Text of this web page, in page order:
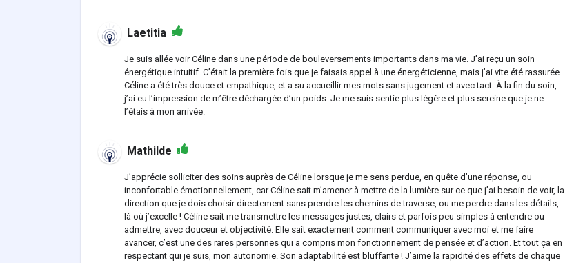
Laetitia
Je suis allée voir Céline dans une période de bouleversements importants dans ma vie. J’ai reçu un soin
énergétique intuitif. C’était la première fois que je faisais appel à une énergéticienne, mais j’ai vite été rassurée.
Céline a été très douce et empathique, et a su accueillir mes mots sans jugement et avec tact. À la fin du soin,
j’ai eu l’impression de m’être déchargée d’un poids. Je me suis sentie plus légère et plus sereine que je ne
l’étais à mon arrivée.
Mathilde
J’apprécie solliciter des soins auprès de Céline lorsque je me sens perdue, en quête d’une réponse, ou
inconfortable émotionnellement, car Céline sait m’amener à mettre de la lumière sur ce que j’ai besoin de voir, la
direction que je dois choisir directement sans prendre les chemins de traverse, ou me perdre dans les détails,
là où j’excelle ! Céline sait me transmettre les messages justes, clairs et parfois peu simples à entendre ou
admettre, avec douceur et objectivité. Elle sait exactement comment communiquer avec moi et me faire
avancer, c’est une des rares personnes qui a compris mon fonctionnement de pensée et d’action. Et tout ça en
respectant qui je suis, mon autonomie. Son adaptabilité est bluffante ! J’aime la rapidité des effets de chaque